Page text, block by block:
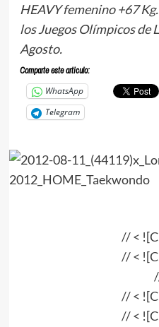
HEAVY femenino +67
los Juegos Olímpicos de
Agosto.
Comparte este articulo:
WhatsApp
Telegram
// <
// <
// <
// <